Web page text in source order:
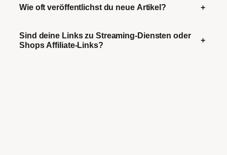
Wie oft veröffentlichst du neue Artikel? +
Sind deine Links zu Streaming-Diensten oder
Shops Affiliate-Links?
+